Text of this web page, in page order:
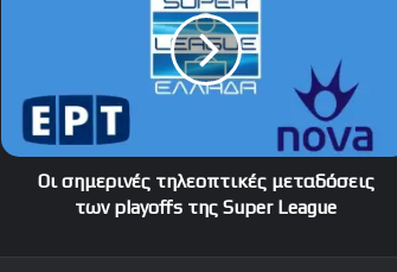
της
Super
League
Οι σημερινές τηλεοπτικές μεταδόσεις
των playoffs της Super League